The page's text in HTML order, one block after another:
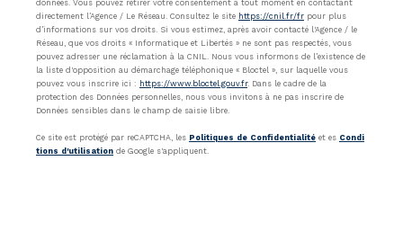
données. Vous pouvez retirer votre consentement à tout moment en contactant
directement l’Agence / Le Réseau. Consultez le site https://cnil.fr/fr pour plus
d’informations sur vos droits. Si vous estimez, après avoir contacté l'Agence / le
Réseau, que vos droits « Informatique et Libertés » ne sont pas respectés, vous
pouvez adresser une réclamation à la CNIL. Nous vous informons de l’existence de
la liste d'opposition au démarchage téléphonique « Bloctel », sur laquelle vous
pouvez vous inscrire ici : https://www.bloctel.gouv.fr. Dans le cadre de la
protection des Données personnelles, nous vous invitons à ne pas inscrire de
Données sensibles dans le champ de saisie libre.
Ce site est protégé par reCAPTCHA, les Politiques de Confidentialité et es Condi
tions d'utilisation de Google s'appliquent.